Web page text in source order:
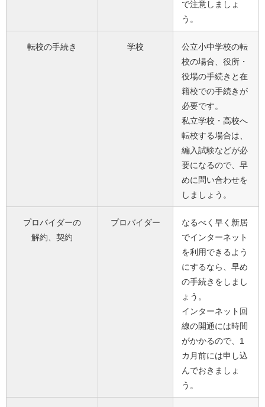
で注意しましょ
う。
転校の手続き 学校
公立小中学校の転
校の場合、役所・
役場の手続きと在
籍校での手続きが
必要です。
私立学校・高校へ
転校する場合は、
編入試験などが必
要になるので、早
めに問い合わせを
しましょう。
プロバイダーの
解約、契約
プロバイダー
なるべく早く新居
でインターネット
を利用できるよう
にするなら、早め
の手続きをしまし
ょう。
インターネット回
線の開通には時間
がかかるので、1
カ月前には申し込
んでおきましょ
う。